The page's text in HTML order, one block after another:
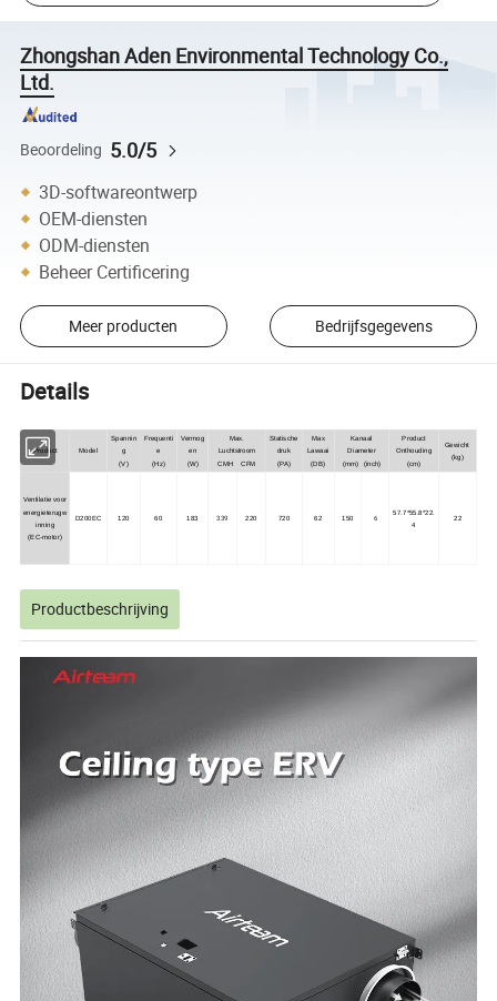
Zhongshan Aden Environmental Technology Co.,
Ltd.
Beoordeling 5.0/5
3D-softwareontwerp
OEM-diensten
ODM-diensten
Beheer Certificering
Meer producten Bedrijfsgegevens
Details
Product Model
Spannin
g
(V)
Frequenti
e
(Hz)
Vermog
en
(W)
Max.
Luchtstroom
CMH CFM
Statische
druk
(PA)
Max
Lawaai
(DB)
Kanaal
Diameter
(mm) (inch)
Product
Onthouding
(cm)
Gewicht
(kg)
Ventilatie voor
energieterugw
inning
(EC-motor)
D200EC 120 60 183 339 220 720 62 150 6
57.7*55.8*22.
4
22
Productbeschrijving